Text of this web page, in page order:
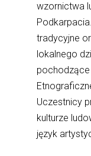
wzornictwa
tradycyjne
lokalnego
Uczestnicy
kulturze
język